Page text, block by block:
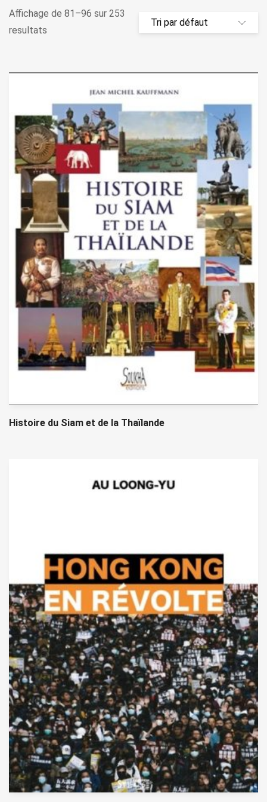
Affichage de 81–96 sur 253
resultats
Histoire du Siam et de la Thaïlande